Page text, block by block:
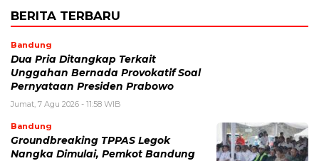
BERITA TERBARU
Bandung
Dua Pria Ditangkap Terkait
Unggahan Bernada Provokatif Soal
Pernyataan Presiden Prabowo
Jumat, 7 Agu 2026 - 11:58 WIB
Bandung
Groundbreaking TPPAS Legok
Nangka Dimulai, Pemkot Bandung